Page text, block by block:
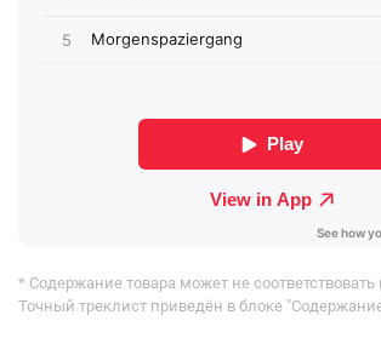
* Содержание товара может не соответствовать
Точный треклист приведён в блоке